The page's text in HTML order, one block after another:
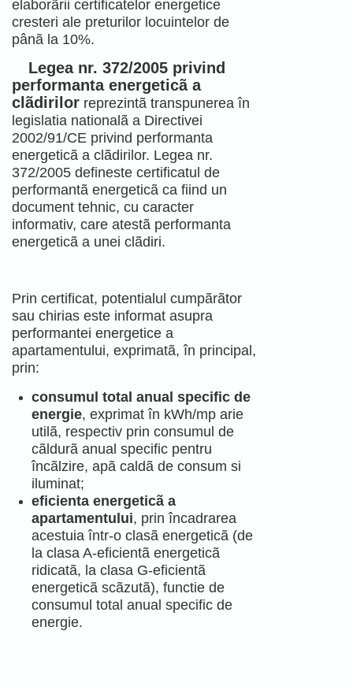
elaborãrii certificatelor energetice
cresteri ale preturilor locuintelor de
pânã la 10%.
Legea nr. 372/2005 privind
performanta energeticã a
clãdirilor reprezintã transpunerea în
legislatia nationalã a Directivei
2002/91/CE privind performanta
energeticã a clãdirilor. Legea nr.
372/2005 defineste certificatul de
performantã energeticã ca fiind un
document tehnic, cu caracter
informativ, care atestã performanta
energeticã a unei clãdiri.
Prin certificat, potentialul cumpãrãtor
sau chirias este informat asupra
performantei energetice a
apartamentului, exprimatã, în principal,
prin:
consumul total anual specific de
energie, exprimat în kWh/mp arie
utilã, respectiv prin consumul de
cãldurã anual specific pentru
încãlzire, apã caldã de consum si
iluminat;
eficienta energeticã a
apartamentului, prin încadrarea
acestuia într-o clasã energeticã (de
la clasa A-eficientã energeticã
ridicatã, la clasa G-eficientã
energeticã scãzutã), functie de
consumul total anual specific de
energie.